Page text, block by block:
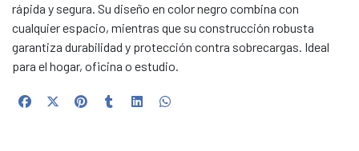
rápida y segura. Su diseño en color negro combina con
cualquier espacio, mientras que su construcción robusta
garantiza durabilidad y protección contra sobrecargas. Ideal
para el hogar, oficina o estudio.